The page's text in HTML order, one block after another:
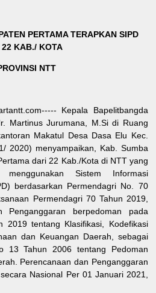
PERTAMA TERAPKAN SIPD
22 KAB./ KOTA
NTT
Kepala Bapelitbangda
Martinus Jurumana, M.Si di Ruang
Makatul Desa Dasa Elu Kec.
2020) menyampaikan, Kab. Sumba
dari 22 Kab./Kota di NTT yang
menggunakan Sistem Informasi
berdasarkan Permendagri No. 70
Permendagri 70 Tahun 2019,
Penganggaran berpedoman pada
2019 tentang Klasifikasi, Kodefikasi
dan Keuangan Daerah, sebagai
13 Tahun 2006 tentang Pedoman
Perencanaan dan Penganggaran
Nasional Per 01 Januari 2021,